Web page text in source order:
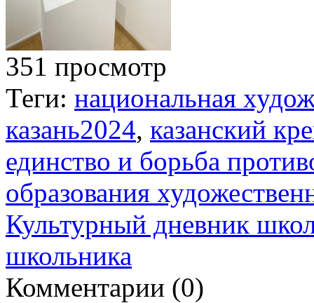
351 просмотр
Теги: национальная
казань2024, казанский
единство и борьба
образования
Культурный дневник
школьника
Комментарии (0)